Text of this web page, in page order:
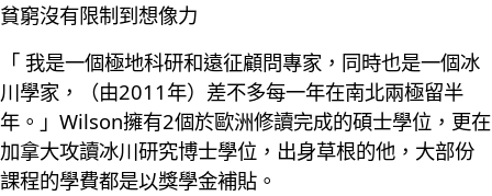
貧窮沒有限制到想像力
「 我是一個極地科研和遠征顧問專家，同時也是一個冰
川學家，（由2011年）差不多每一年在南北兩極留半
年。」Wilson擁有2個於歐洲修讀完成的碩士學位，更在
加拿大攻讀冰川研究博士學位，出身草根的他，大部份
課程的學費都是以獎學金補貼。